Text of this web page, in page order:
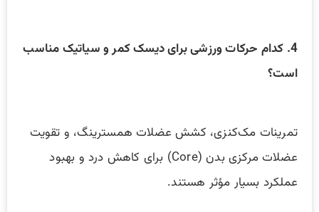
4. کدام حرکات ورزشی برای دیسک کمر و سیاتیک مناسب
است؟
تمرینات مک‌کنزی، کشش عضلات همسترینگ، و تقویت
عضلات مرکزی بدن (Core) برای کاهش درد و بهبود
عملکرد بسیار مؤثر هستند.